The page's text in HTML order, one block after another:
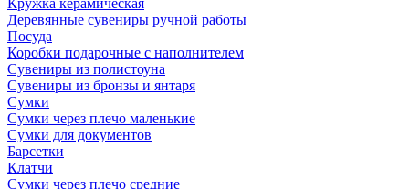
Кружка керамическая
Деревянные сувениры ручной работы
Посуда
Коробки подарочные с наполнителем
Сувениры из полистоуна
Сувениры из бронзы и янтаря
Сумки
Сумки через плечо маленькие
Сумки для документов
Барсетки
Клатчи
Сумки через плечо средние